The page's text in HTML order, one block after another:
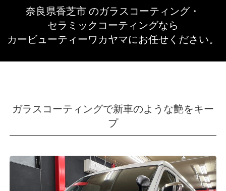
奈良県香芝市 のガラスコーティング・
セラミックコーティングなら
カービューティーワカヤマにお任せください。
ガラスコーティングで新車のような艶をキー
プ